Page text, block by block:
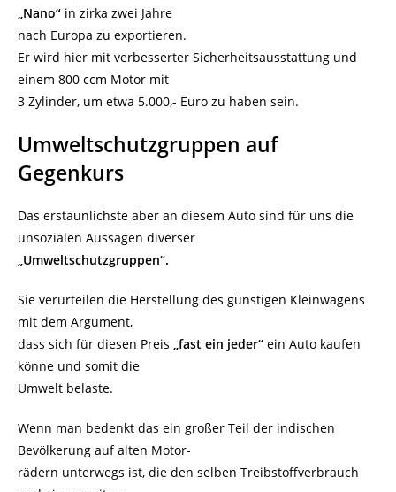
„Nano“ in zirka zwei Jahre
nach Europa zu exportieren.
Er wird hier mit verbesserter Sicherheitsausstattung und
einem 800 ccm Motor mit
3 Zylinder, um etwa 5.000,- Euro zu haben sein.
Umweltschutzgruppen auf
Gegenkurs
Das erstaunlichste aber an diesem Auto sind für uns die
unsozialen Aussagen diverser
„Umweltschutzgruppen“.
Sie verurteilen die Herstellung des günstigen Kleinwagens
mit dem Argument,
dass sich für diesen Preis „fast ein jeder“ ein Auto kaufen
könne und somit die
Umwelt belaste.
Wenn man bedenkt das ein großer Teil der indischen
Bevölkerung auf alten Motor-
rädern unterwegs ist, die den selben Treibstoffverbrauch